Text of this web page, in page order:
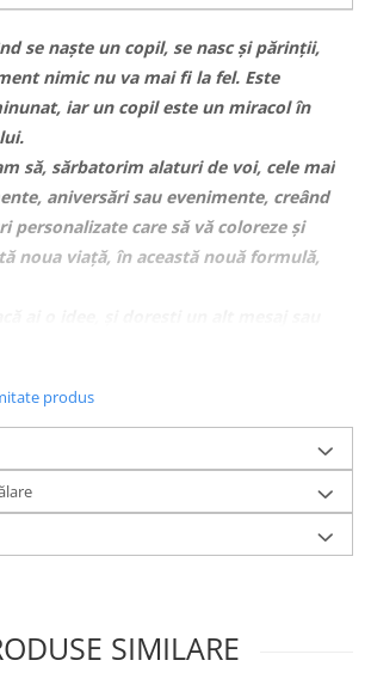
se naște un copil, se nasc și părinții,
nimic nu va mai fi la fel. Este
iar un copil este un miracol în
sărbatorim alaturi de voi, cele mai
aniversări sau evenimente, creând
personalizate care să vă coloreze și
noua viață, în această nouă formulă,
nu ezita să ne contactezi pe
te vom ajuta cu drag.
din
fin la atingere și cu
în părțile laterale asigură confort optim.
de seturirealizate, în peste 3 ani de activitate!
ușor, iar imaginile sunt cu titlu de prezentare!
produs
SIMILARE